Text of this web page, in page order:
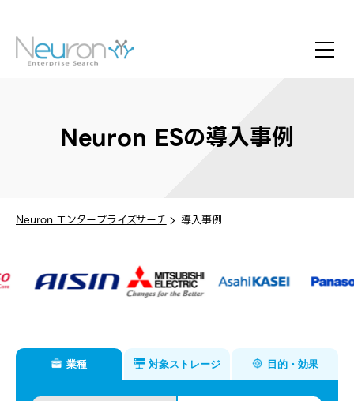
Neuron ESの導入事例
Neuron エンタープライズサーチ 導入事例
業種 対象ストレージ 目的・効果